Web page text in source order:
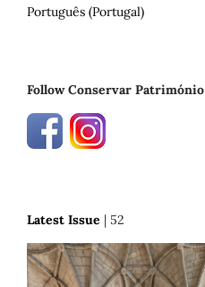
Português (Portugal)
Follow Conservar Património
Latest Issue | 52